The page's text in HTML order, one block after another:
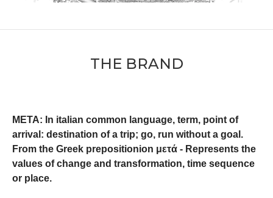
THE BRAND
META: In italian common language, term, point of
arrival: destination of a trip; go, run without a goal.
From the Greek prepositionion μετά - Represents the
values ​​of change and transformation, time sequence
or place.